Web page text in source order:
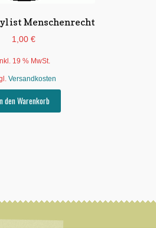
ist Menschenrecht
1,00 €
19 % MwSt.
Versandkosten
den Warenkorb